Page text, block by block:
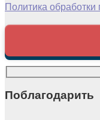
Политика
Поблагодарить